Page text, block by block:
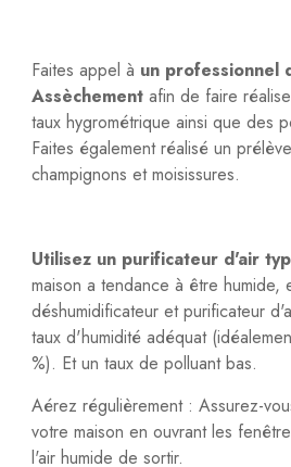
Faites appel à un professionnel
Assèchement afin de faire
taux hygrométrique ainsi que des
Faites également réalisé un
champignons et moisissures.
Utilisez un purificateur d'air
maison a tendance à être humide,
déshumidificateur et purificateur
taux d'humidité adéquat
%). Et un taux de polluant bas.
Aérez régulièrement : Assurez-
votre maison en ouvrant les
l'air humide de sortir.